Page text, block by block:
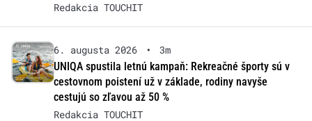
Redakcia TOUCHIT
6. augusta 2026 •
3m
UNIQA spustila letnú kampaň: Rekreačné športy sú v
cestovnom poistení už v základe, rodiny navyše
cestujú so zľavou až 50 %
Redakcia TOUCHIT